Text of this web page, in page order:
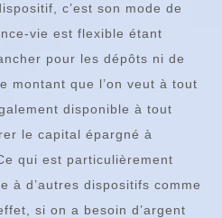
c’est son mode de
vie est flexible étant
pour les dépôts ni de
montant que l’on veut à tout
disponible à tout
le capital épargné à
qui est particulièrement
à d’autres dispositifs comme
si on a besoin d’argent